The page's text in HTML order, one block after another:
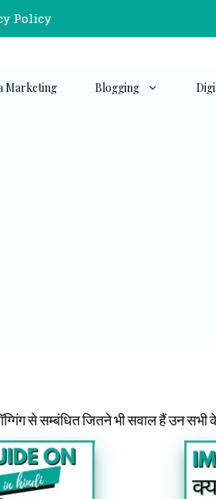
Policy
Marketing Blogging
से सम्बंधित जितने भी सवाल हैं उन